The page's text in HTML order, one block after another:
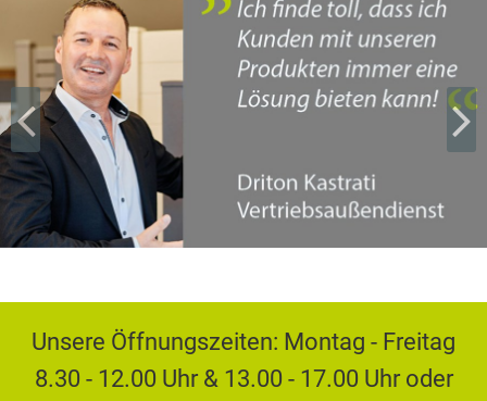
Unsere Öffnungszeiten: Montag - Freitag
8.30 - 12.00 Uhr & 13.00 - 17.00 Uhr oder